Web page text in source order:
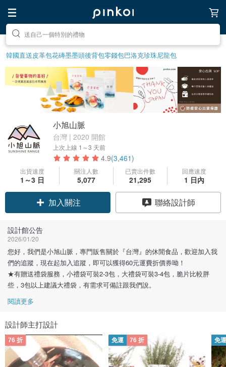
前往打造療癒的放鬆生活
韓國直送皮革包花磚墨墨頭後背包零錢包巴洛克珍珠尼龍包
小旭山脈
台灣 | 2020 開館
上次上線 1～3 天前
4.9(3,461)
出貨速度
1～3 日
關注人數
5,077
已賣出件數
21,295
回應速度
1 日內
領優惠券
聯絡設計師
設計館公告
2026/01/20
您好，我們是小旭山脈，專門販售關於『台灣』的休閒食品，歡迎加入我
們的追蹤，現在起加入追蹤，即可以獲得60元運費折價券呦！
★有贈送禮袋服務，小禮袋可裝2-3包，大禮袋可裝3-4包，脆片比較胖
些，3包以上建議大禮袋，有需求可備註跟我們說。
閱讀更多
設計師主打設計
76 折 免運 76 折 免